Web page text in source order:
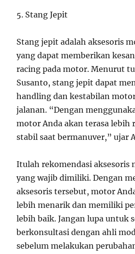
5. Stang Jepit
Stang jepit adalah aksesoris
yang dapat memberikan
racing pada motor. Menurut
Susanto, stang jepit dapat
handling dan kestabilan
jalanan. “Dengan
motor Anda akan terasa lebih
stabil saat bermanuver,” ujar
Itulah rekomendasi aksesoris
yang wajib dimiliki. Dengan
aksesoris tersebut, motor
lebih menarik dan memiliki
lebih baik. Jangan lupa untuk
berkonsultasi dengan ahli
sebelum melakukan